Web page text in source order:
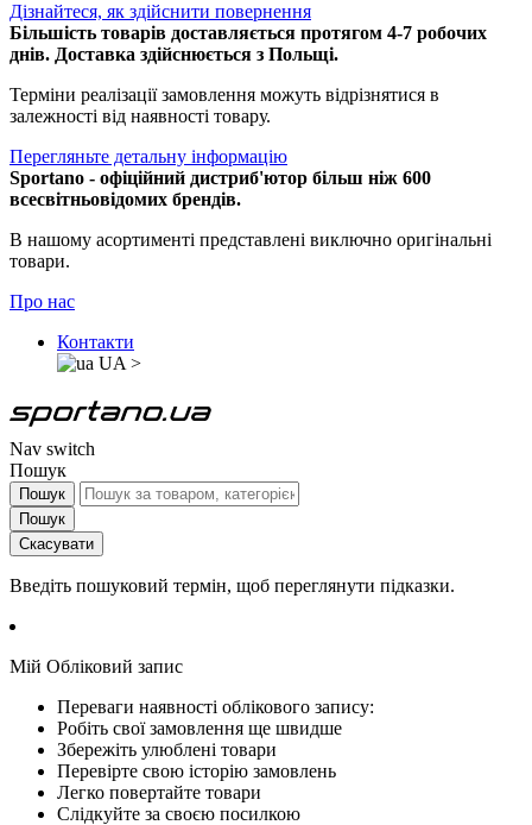
Дізнайтеся, як здійснити повернення
Більшість товарів доставляється протягом 4-7 робочих
днів. Доставка здійснюється з Польщі.
Терміни реалізації замовлення можуть відрізнятися в
залежності від наявності товару.
Перегляньте детальну інформацію
Sportano - офіційний дистриб'ютор більш ніж 600
всесвітньовідомих брендів.
В нашому асортименті представлені виключно оригінальні
товари.
Про нас
Контакти
UA >
Nav switch
Пошук
Пошук
Пошук
Скасувати
Введіть пошуковий термін, щоб переглянути підказки.
Мій Обліковий запис
Переваги наявності облікового запису:
Робіть свої замовлення ще швидше
Збережіть улюблені товари
Перевірте свою історію замовлень
Легко повертайте товари
Слідкуйте за своєю посилкою